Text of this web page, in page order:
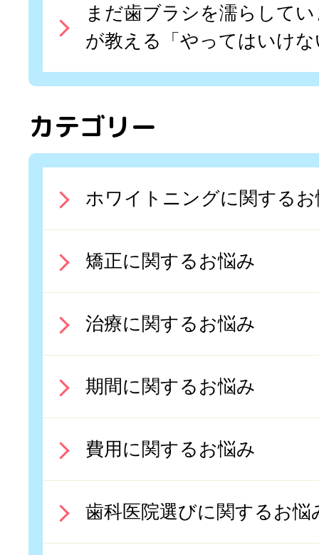
まだ歯ブラシを濡らして
が教える「やってはいけ
カテゴリー
ホワイトニングに関する
矯正に関するお悩み
治療に関するお悩み
期間に関するお悩み
費用に関するお悩み
歯科医院選びに関するお悩